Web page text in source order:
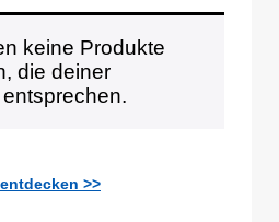
keine Produkte
die deiner
>>